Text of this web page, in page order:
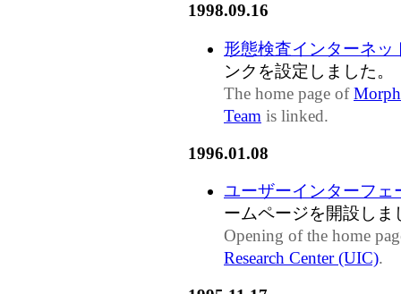
1998.09.16
形態検査インターネ
ンクを設定しました。
The home page of
Team is linked.
1996.01.08
ユーザーインターフ
ームページを開設しま
Opening of the home
Research Center (UIC).